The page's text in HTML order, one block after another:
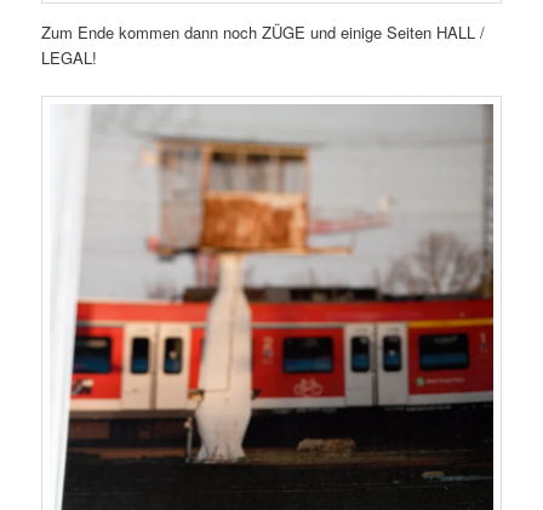
Zum Ende kommen dann noch ZÜGE und einige Seiten HALL /
LEGAL!